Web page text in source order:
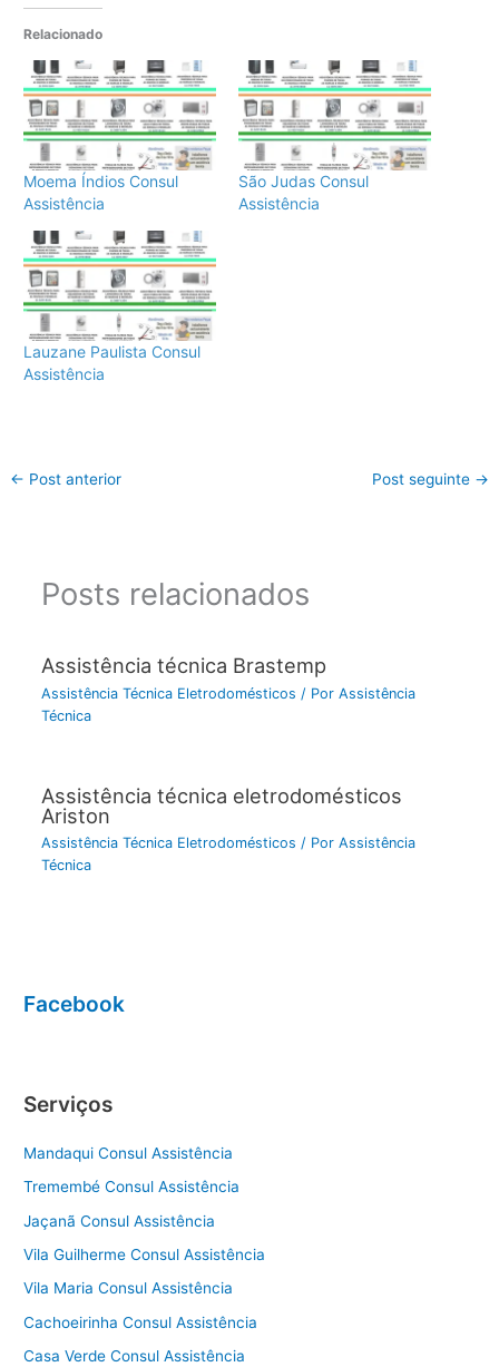
Relacionado
Moema Índios Consul
Assistência
São Judas Consul
Assistência
Lauzane Paulista Consul
Assistência
← Post anterior Post seguinte →
Posts relacionados
Assistência técnica Brastemp
Assistência Técnica Eletrodomésticos / Por Assistência
Técnica
Assistência técnica eletrodomésticos
Ariston
Assistência Técnica Eletrodomésticos / Por Assistência
Técnica
Facebook
Serviços
Mandaqui Consul Assistência
Tremembé Consul Assistência
Jaçanã Consul Assistência
Vila Guilherme Consul Assistência
Vila Maria Consul Assistência
Cachoeirinha Consul Assistência
Casa Verde Consul Assistência